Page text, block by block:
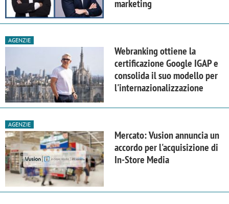
marketing
AGENZIE
Webranking ottiene la
certificazione Google IGAP e
consolida il suo modello per
l'internazionalizzazione
AGENZIE
Mercato: Vusion annuncia un
accordo per l'acquisizione di
In-Store Media